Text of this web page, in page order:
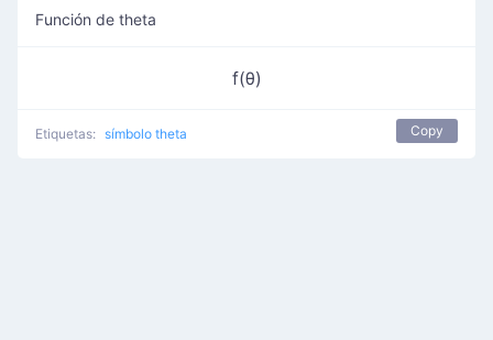
Función de theta
f(θ)
Etiquetas: símbolo theta Copy